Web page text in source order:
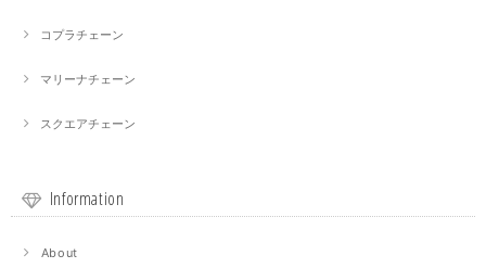
コプラチェーン
マリーナチェーン
スクエアチェーン
Information
About